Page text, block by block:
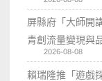
屏縣府「大師開
青創流量變現與
2026-08-08
賴瑞隆推「遊戲